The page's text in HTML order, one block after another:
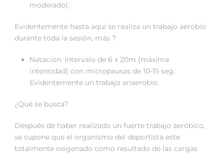
moderado).
Evidentemente hasta aquí se realiza un trabajo aerobio
durante toda la sesión, más ?
Natación: Intervalo de 6 x 20m (máxima
intensidad) con micropausas de 10-15 seg.
Evidentemente un trabajo anaerobio.
¿Qué se busca?
Después de haber realizado un fuerte trabajo aeróbico,
se supone que el organismo del deportista este
totalmente oxigenado como resultado de las cargas